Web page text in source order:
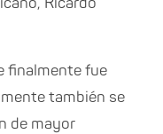
finalmente fue
también se
de mayor